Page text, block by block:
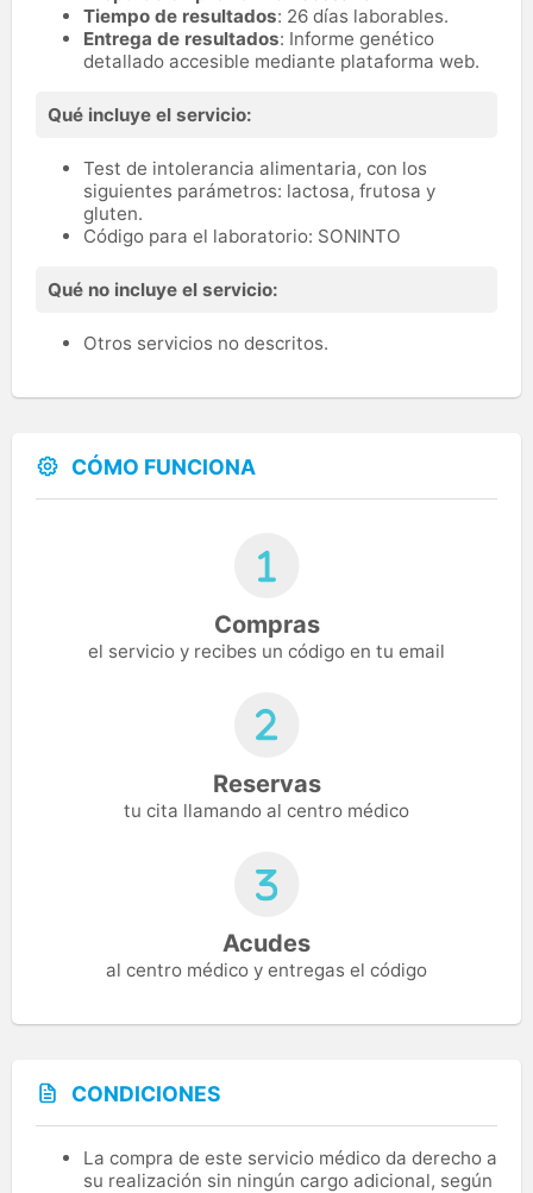
Tiempo de resultados: 26 días laborables.
Entrega de resultados: Informe genético
detallado accesible mediante plataforma web.
Qué incluye el servicio:
Test de intolerancia alimentaria, con los
siguientes parámetros: lactosa, frutosa y
gluten.
Código para el laboratorio: SONINTO
Qué no incluye el servicio:
Otros servicios no descritos.
CÓMO FUNCIONA
Compras
el servicio y recibes un código en tu email
Reservas
tu cita llamando al centro médico
Acudes
al centro médico y entregas el código
CONDICIONES
La compra de este servicio médico da derecho a
su realización sin ningún cargo adicional, según